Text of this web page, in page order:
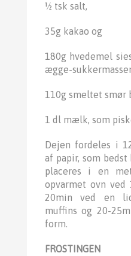
½ tsk salt,
35g kakao og
180g hvedemel
ægge-
110g smeltet smør
1 dl mælk, som
Dejen fordeles i
af papir, som
placeres i en
opvarmet ovn ved
20min ved en
muffins og 20-
form.
FROSTINGEN